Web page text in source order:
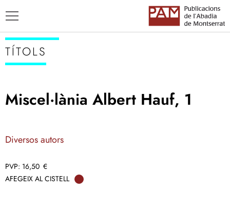
ENSENYAMENT CATALÀ
TÍTOLS
Miscel·lània Albert Hauf, 1
Diversos autors
16,50 €
AFEGEIX AL CISTELL